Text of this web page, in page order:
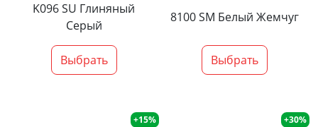
K096 SU Глиняный
Серый
Выбрать
8100 SM Белый Жемчуг
Выбрать
+15% +30%